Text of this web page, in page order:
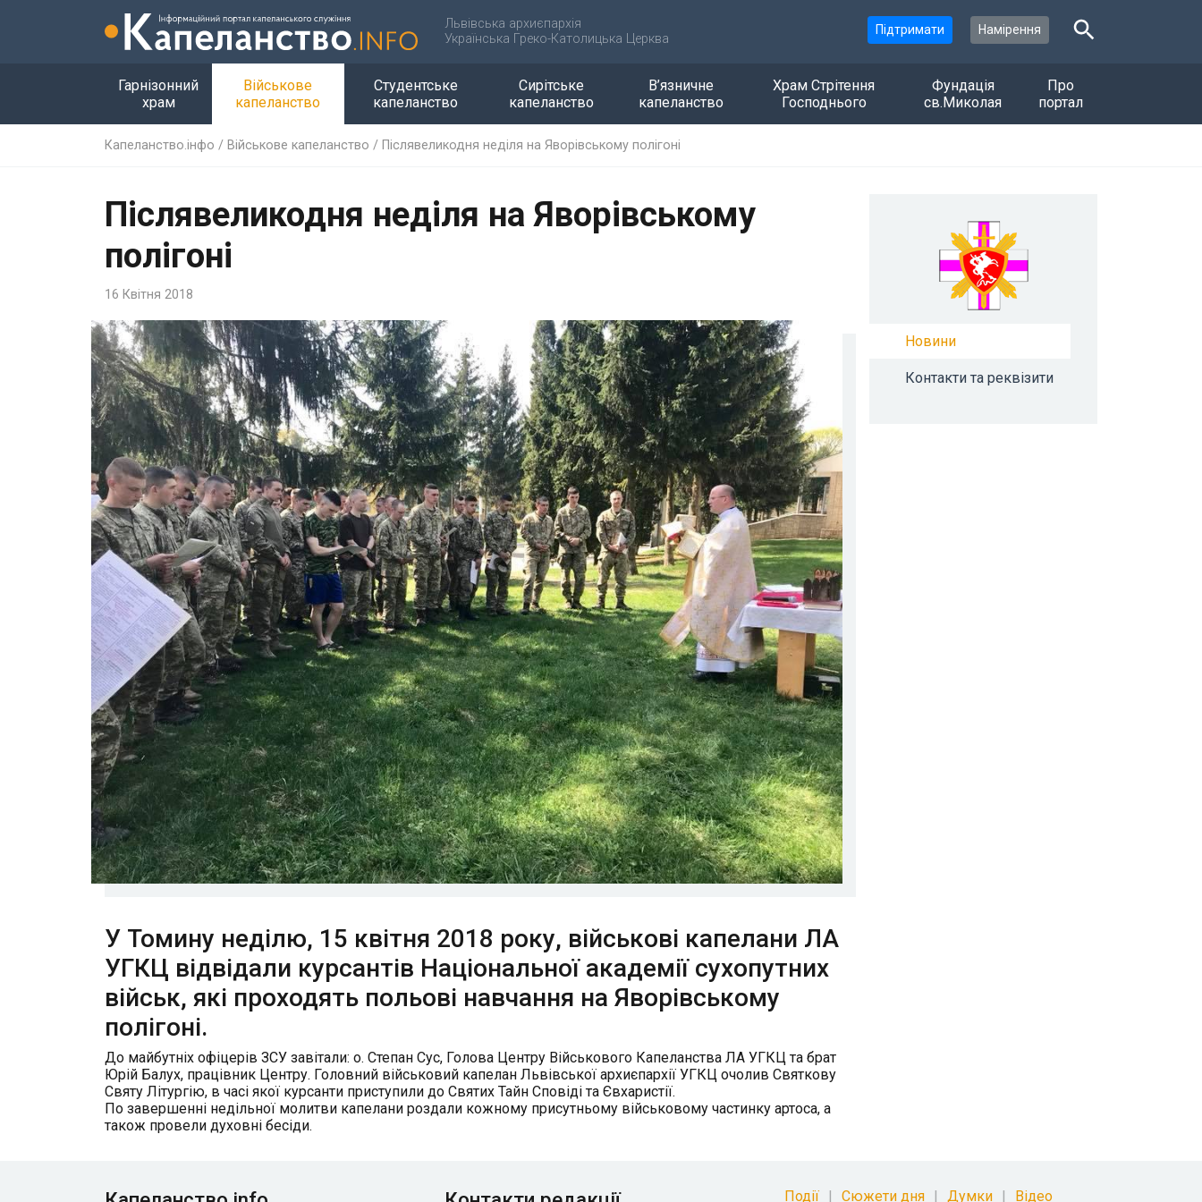
Львівська архиєпархія
Українська Греко-Католицька Церква
Підтримати Намірення
Гарнізонний
храм
Військове
капеланство
Студентське
капеланство
Сирітське
капеланство
В’язничне
капеланство
Храм Стрітення
Господнього
Фундація
св.Миколая
Про
портал
Капеланство.інфо / Військове капеланство / Післявеликодня неділя на Яворівському полігоні
Післявеликодня неділя на Яворівському
полігоні
16 Квітня 2018
У Томину неділю, 15 квітня 2018 року, військові капелани ЛА
УГКЦ відвідали курсантів Національної академії сухопутних
військ, які проходять польові навчання на Яворівському
полігоні.
До майбутніх офіцерів ЗСУ завітали: о. Степан Сус, Голова Центру Військового Капеланства ЛА УГКЦ та брат
Юрій Балух, працівник Центру. Головний військовий капелан Львівської архиєпархії УГКЦ очолив Святкову
Святу Літургію, в часі якої курсанти приступили до Святих Тайн Сповіді та Євхаристії.
По завершенні недільної молитви капелани роздали кожному присутньому військовому частинку артоса, а
також провели духовні бесіди.
Новини
Контакти та реквізити
Події Сюжети дня Думки Відео